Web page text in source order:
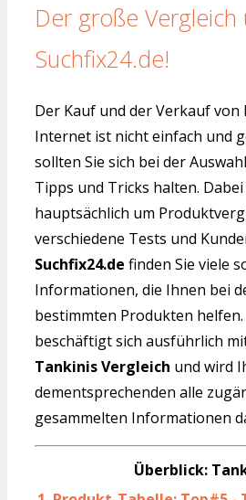
Der große
Suchfix24.de!
Der Kauf und der Verkauf von
Internet ist nicht einfach und
sollten Sie sich bei der
Tipps und Tricks halten.
hauptsächlich um
verschiedene Tests und
Suchfix24.de finden Sie viele
Informationen, die Ihnen bei
bestimmten Produkten
beschäftigt sich ausführlich
Tankinis Vergleich und wird
dementsprechenden alle
gesammelten Informationen
Überblick: